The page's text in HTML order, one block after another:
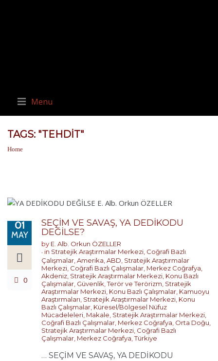
Menu
TAGS: "TEHDIT"
Home
01
MAY
0
SEÇİM VE SAVAŞ, YA DEDİKODU
DEĞİLSE?
by E. Alb. Orkun ÖZELLER
in Stratejik Araştırmalar Merkezi, Coğrafi Bazlı
Çalışmalar,Amerika,ABD, Stratejik Araştırmalar
Merkezi, Coğrafi Bazlı Çalışmalar, Merkez Coğrafya,
Akdeniz, Stratejik Araştırmalar Merkezi, Konu Bazlı
Çalışmalar, Güvenlik, Terör ve Terörizm, Stratejik
Araştırmalar Merkezi, Konu Bazlı Çalışmalar, Kamuoyu
Araştırmaları, Stratejik Araştırmalar Merkezi, Konu
Bazlı Çalışmalar, Küresel/Bölgesel Nüfuz
Mücadeleleri, Makale, Stratejik Araştırmalar Merkezi,
Coğrafi Bazlı Çalışmalar, Merkez Coğrafya, Orta Doğu,
Stratejik Araştırmalar Merkezi, Coğrafi Bazlı
Çalışmalar, Merkez Coğrafya,Türkiye
… SEÇİM VE SAVAŞ, YA DEDİKODU